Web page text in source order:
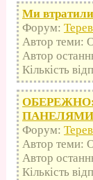
Ми втратили
Форум:
Автор теми:
Автор
Кількість
ПАНЕЛЯМИ
Форум:
Автор теми:
Автор
Кількість